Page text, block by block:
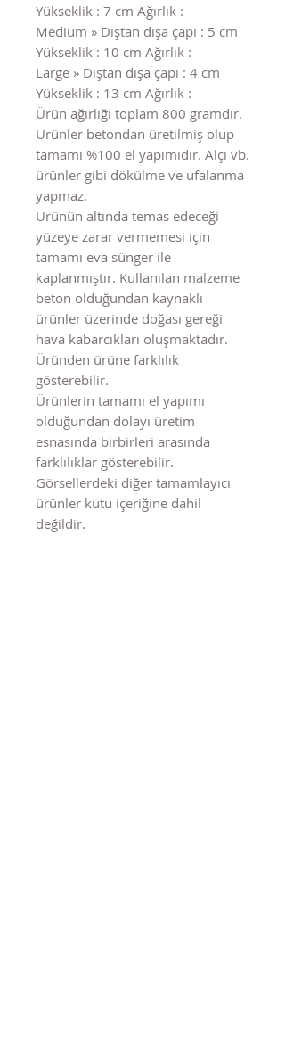
Yükseklik : 7 cm Ağırlık :
Medium » Dıştan dışa çapı : 5 cm
Yükseklik : 10 cm Ağırlık :
Large » Dıştan dışa çapı : 4 cm
Yükseklik : 13 cm Ağırlık :
Ürün ağırlığı toplam 800 gramdır.
Ürünler betondan üretilmiş olup
tamamı %100 el yapımıdır. Alçı vb.
ürünler gibi dökülme ve ufalanma
yapmaz.
Ürünün altında temas edeceği
yüzeye zarar vermemesi için
tamamı eva sünger ile
kaplanmıştır. Kullanılan malzeme
beton olduğundan kaynaklı
ürünler üzerinde doğası gereği
hava kabarcıkları oluşmaktadır.
Üründen ürüne farklılık
gösterebilir.
Ürünlerin tamamı el yapımı
olduğundan dolayı üretim
esnasında birbirleri arasında
farklılıklar gösterebilir.
Görsellerdeki diğer tamamlayıcı
ürünler kutu içeriğine dahil
değildir.